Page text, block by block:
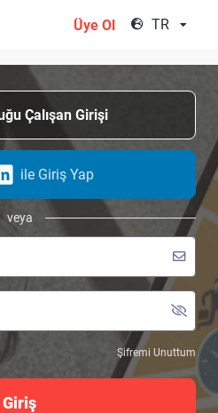
Üye Ol TR
Çalışan Girişi
ile Giriş Yap
veya
Şifremi Unuttum
Giriş